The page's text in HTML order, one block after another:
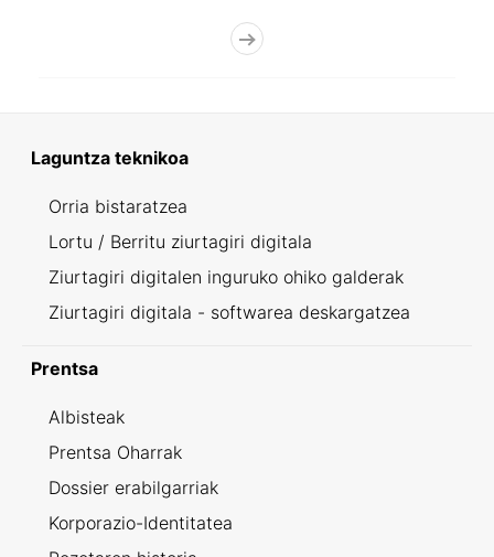
Laguntza teknikoa
Orria bistaratzea
Lortu / Berritu ziurtagiri digitala
Ziurtagiri digitalen inguruko ohiko galderak
Ziurtagiri digitala - softwarea deskargatzea
Prentsa
Albisteak
Prentsa Oharrak
Dossier erabilgarriak
Korporazio-Identitatea